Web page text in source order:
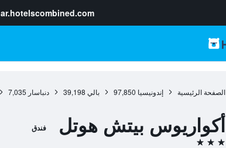
ar.hotelscombined.com
الصفحة الرئيسية إندونيسيا 97,850 بالي 39,198 دنباسار 7,035
أكواريوس بيتش هوتل فندق
3 نجوم